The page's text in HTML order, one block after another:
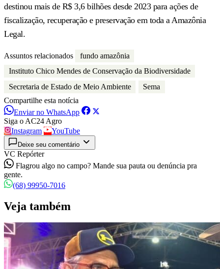
destinou mais de R$ 3,6 bilhões desde 2023 para ações de
fiscalização, recuperação e preservação em toda a Amazônia
Legal.
Assuntos relacionados
fundo amazônia
Instituto Chico Mendes de Conservação da Biodiversidade
Secretaria de Estado de Meio Ambiente
Sema
Compartilhe esta notícia
Enviar no WhatsApp
Siga o AC24 Agro
Instagram
YouTube
Deixe seu comentário
VC Repórter
Flagrou algo no campo? Mande sua pauta ou denúncia pra
gente.
(68) 99950-7016
Veja também